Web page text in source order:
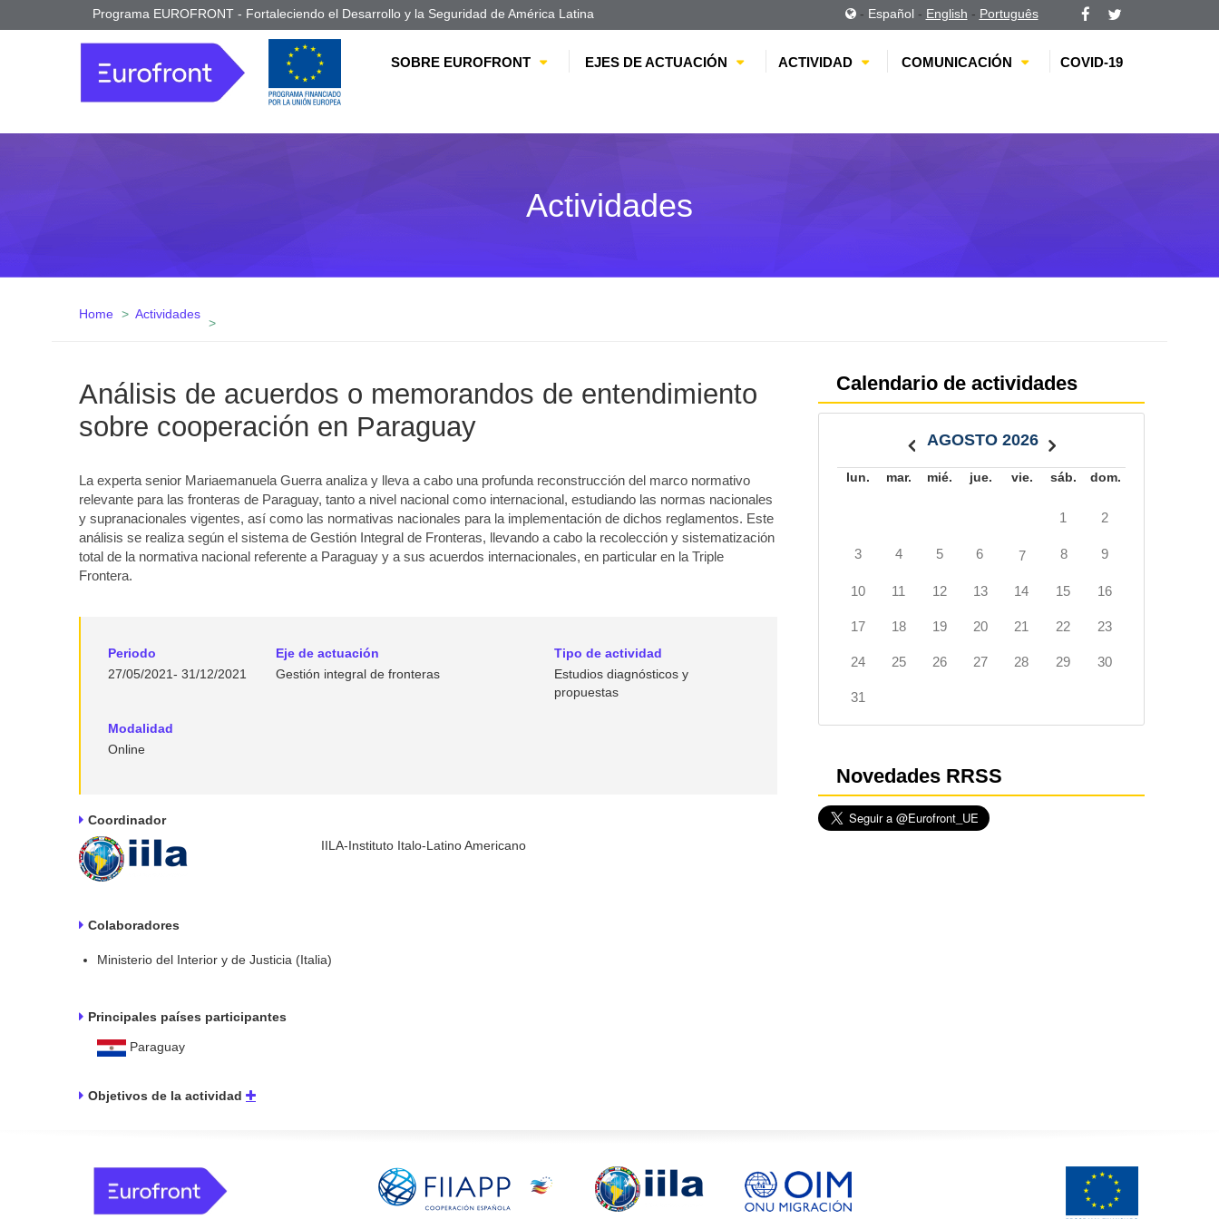
Programa EUROFRONT - Fortaleciendo el Desarrollo y la Seguridad de América Latina - Español - English - Português
SOBRE EUROFRONT EJES DE ACTUACIÓN ACTIVIDAD COMUNICACIÓN COVID-19
Actividades
Home Actividades
Análisis de acuerdos o memorandos de entendimiento
sobre cooperación en Paraguay
La experta senior Mariaemanuela Guerra analiza y lleva a cabo una profunda reconstrucción del marco normativo
relevante para las fronteras de Paraguay, tanto a nivel nacional como internacional, estudiando las normas nacionales
y supranacionales vigentes, así como las normativas nacionales para la implementación de dichos reglamentos. Este
análisis se realiza según el sistema de Gestión Integral de Fronteras, llevando a cabo la recolección y sistematización
total de la normativa nacional referente a Paraguay y a sus acuerdos internacionales, en particular en la Triple
Frontera.
Periodo
27/05/2021- 31/12/2021
Eje de actuación
Gestión integral de fronteras
Tipo de actividad
Estudios diagnósticos y
propuestas
Modalidad
Online
Coordinador
IILA-Instituto Italo-Latino Americano
Colaboradores
Ministerio del Interior y de Justicia (Italia)
Principales países participantes
Paraguay
Objetivos de la actividad
Calendario de actividades
AGOSTO 2026
lun. mar. mié. jue. vie. sáb. dom.
1 2
3 4 5 6 7 8 9
10 11 12 13 14 15 16
17 18 19 20 21 22 23
24 25 26 27 28 29 30
31
Novedades RRSS